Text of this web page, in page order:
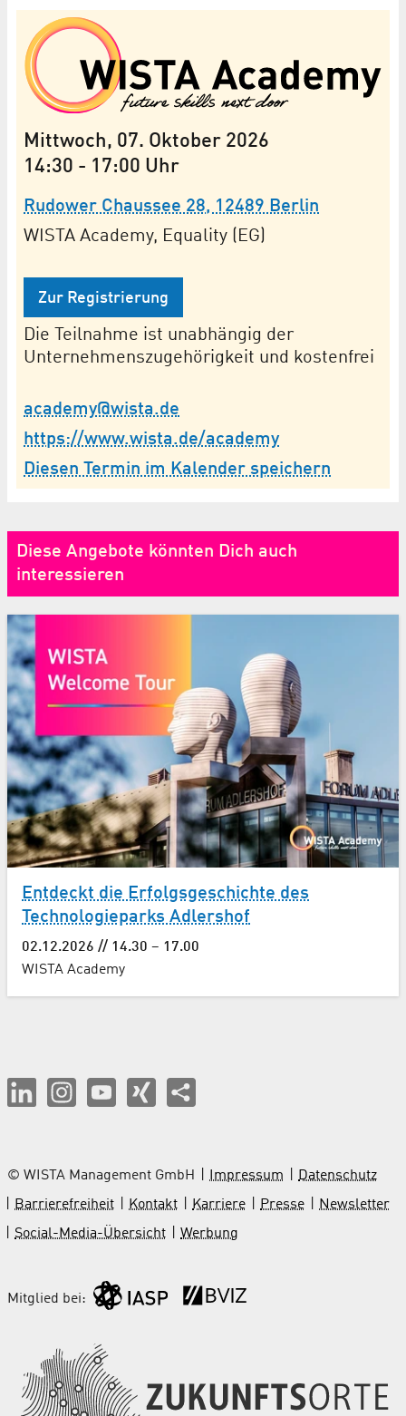
Mittwoch, 07. Oktober 2026
14:30 - 17:00 Uhr
Rudower Chaussee 28, 12489 Berlin
WISTA Academy, Equality (EG)
Zur Registrierung
Die Teilnahme ist unabhängig der
Unternehmenszugehörigkeit und kostenfrei
academy@wista.de
https://www.wista.de/academy
Diesen Termin im Kalender speichern
Diese Angebote könnten Dich auch
interessieren
Entdeckt die Erfolgsgeschichte des
Technologieparks Adlershof
02.12.2026 // 14.30 – 17.00
WISTA Academy
© WISTA Management GmbH Impressum
Datenschutz
Barrierefreiheit
Kontakt Karriere Presse
Newsletter
Social-Media-Übersicht
Werbung
Mitglied bei: